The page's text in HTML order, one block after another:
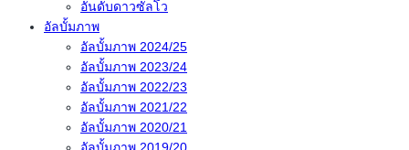
อันดับดาวซัลโว
อัลบั้มภาพ
อัลบั้มภาพ 2024/25
อัลบั้มภาพ 2023/24
อัลบั้มภาพ 2022/23
อัลบั้มภาพ 2021/22
อัลบั้มภาพ 2020/21